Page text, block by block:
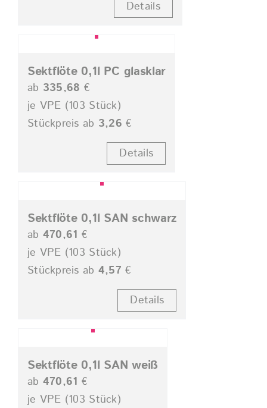
Details
Sektflöte 0,1l PC glasklar
ab 335,68 €
je VPE (103 Stück)
Stückpreis ab 3,26 €
Details
Sektflöte 0,1l SAN schwarz
ab 470,61 €
je VPE (103 Stück)
Stückpreis ab 4,57 €
Details
Sektflöte 0,1l SAN weiß
ab 470,61 €
je VPE (103 Stück)